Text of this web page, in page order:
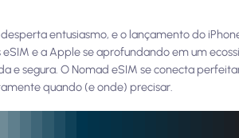
entusiasmo, e o lançamento do
e a Apple se aprofundando em um
e segura. O Nomad eSIM se conecta
quando (e onde) precisar.